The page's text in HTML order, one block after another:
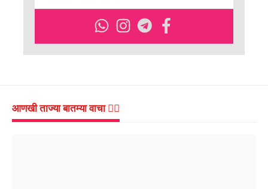
आणखी ताज्या बातम्या वाचा 👇🏻